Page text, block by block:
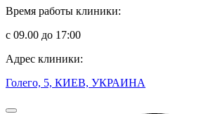
Время работы клиники:
с 09.00 до 17:00
Адрес клиники:
Голего, 5, КИЕВ, УКРАИНА